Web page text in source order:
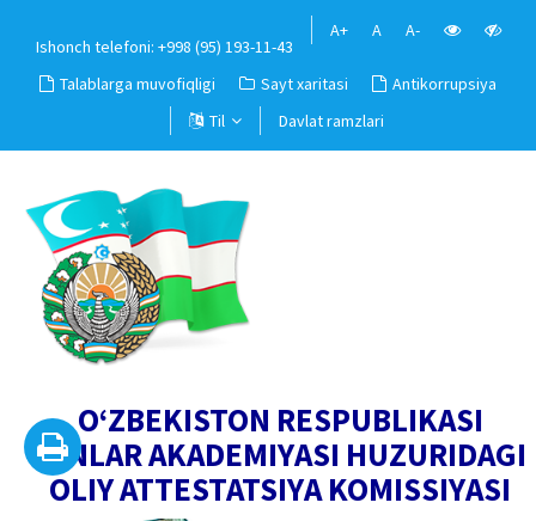
Ishonch telefoni: +998 (95) 193-11-43
A+ A A-
Talablarga muvofiqligi Sayt xaritasi
Antikorrupsiya
Til
Davlat ramzlari
O‘ZBEKISTON RESPUBLIKASI
FANLAR AKADEMIYASI HUZURIDAGI
OLIY ATTESTATSIYA KOMISSIYASI